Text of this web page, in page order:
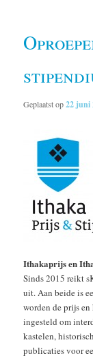
Geplaatst op22 juni
Ithakaprijs en
Sinds 2015 reikt
uit. Aan beide is
worden de prijs
ingesteld om
kastelen,
publicaties voor